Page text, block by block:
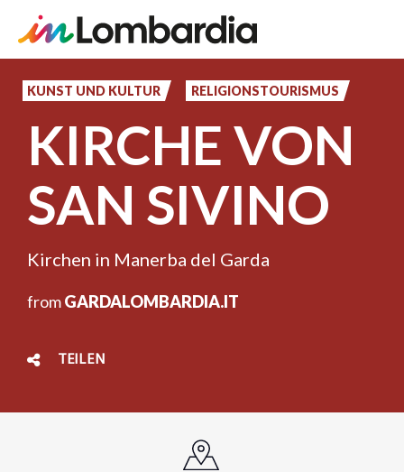
zumKUNST UND KULTUR RELIGIONSTOURISMUS
KIRCHE VON
SAN SIVINO
Kirchen in Manerba del Garda
fromGARDALOMBARDIA.IT
TEILEN